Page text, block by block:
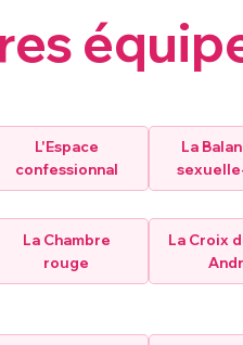
L'Espace
confessionnal
La
La Chambre
rouge
La Croix